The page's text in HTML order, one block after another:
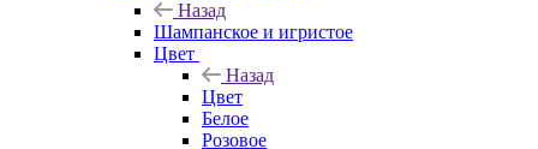
Назад
Шампанское и игристое
Цвет
Назад
Цвет
Белое
Розовое